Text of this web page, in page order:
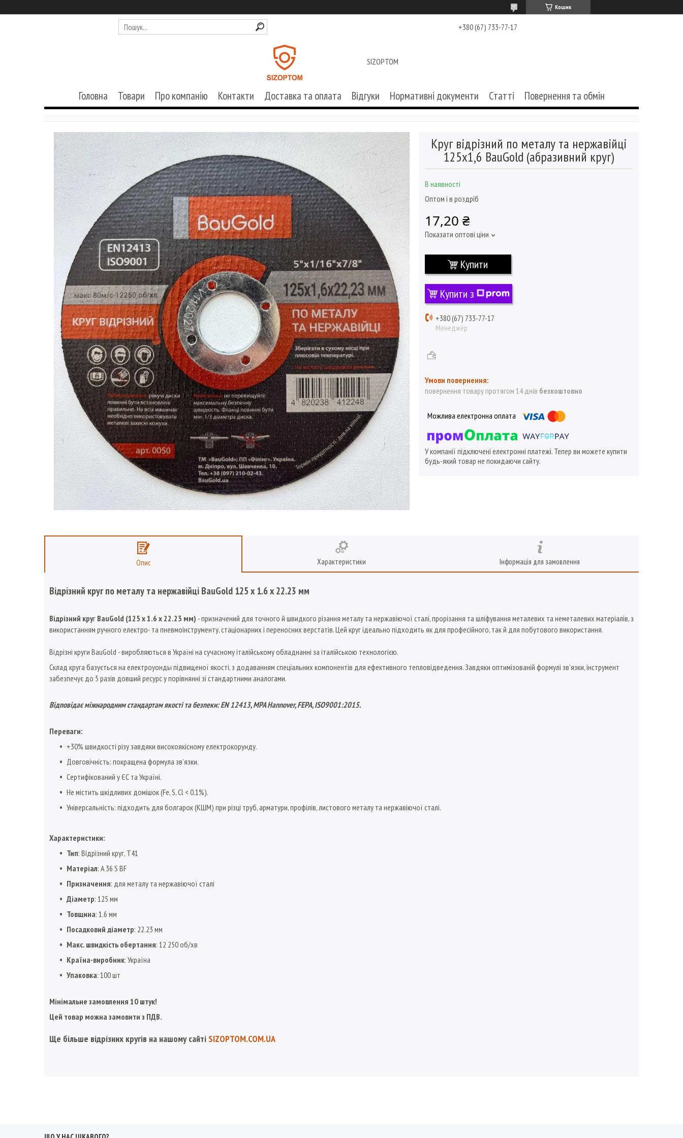
Кошик
+380 (67) 733-77-17
SIZOPTOM
Головна Товари Про компанію Контакти Доставка та оплата Відгуки Нормативні документи Статті Повернення та обмін
Круг відрізний по металу та нержавійці
125х1,6 BauGold (абразивний круг)
В наявності
Оптом і в роздріб
17,20 ₴
Показати оптові ціни
Купити
Купити з
+380 (67) 733-77-17
Менеджер
повернення товару протягом 14 днів безкоштовно
У компанії підключені електронні платежі. Тепер ви можете купити
будь-який товар не покидаючи сайту.
Опис Характеристики Інформація для замовлення
Відрізний круг по металу та нержавійці BauGold 125 x 1.6 x 22.23 мм
Відрізний круг BauGold (125 x 1.6 x 22.23 мм) - призначений для точного й швидкого різання металу та нержавіючої сталі, прорізання та шліфування металевих та неметалевих матеріалів, з
використанням ручного електро- та пневмоінструменту, стаціонарних і переносних верстатів. Цей круг ідеально підходить як для професійного, так й для побутового використання.
Відрізні круги BauGold - виробляються в Україні на сучасному італійському обладнанні за італійською технологією.
Склад круга базується на електроуонды підвищеної якості, з додаванням спеціальних компонентів для ефективного тепловідведення. Завдяки оптимізованій формулі зв’язки, інструмент
забезпечує до 5 разів довший ресурс у порівнянні зі стандартними аналогами.
Відповідає міжнародним стандартам якості та безпеки:EN 12413, MPA Hannover, FEPA, ISO9001:2015.
Переваги:
+30% швидкості різу завдяки високоякісному електрокорунду.
Довговічність: покращена формула зв’язки.
Сертифікований у ЄС та Україні.
Не містить шкідливих домішок (Fe, S, Cl < 0.1%).
Універсальність: підходить для болгарок (КШМ) при різці труб, арматури, профілів, листового металу та нержавіючої сталі.
Характеристики:
Тип: Відрізний круг, T41
Матеріал: A 36 S BF
Призначення: для металу та нержавіючої сталі
Діаметр: 125 мм
Товщина: 1.6 мм
Посадковий діаметр: 22.23 мм
Макс. швидкість обертання: 12 250 об/хв
Країна-виробник: Україна
Упаковка: 100 шт
Мінімальне замовлення 10 штук!
Цей товар можна замовити з ПДВ.
Ще більше відрізних кругів на нашому сайті SIZOPTOM.COM.UA